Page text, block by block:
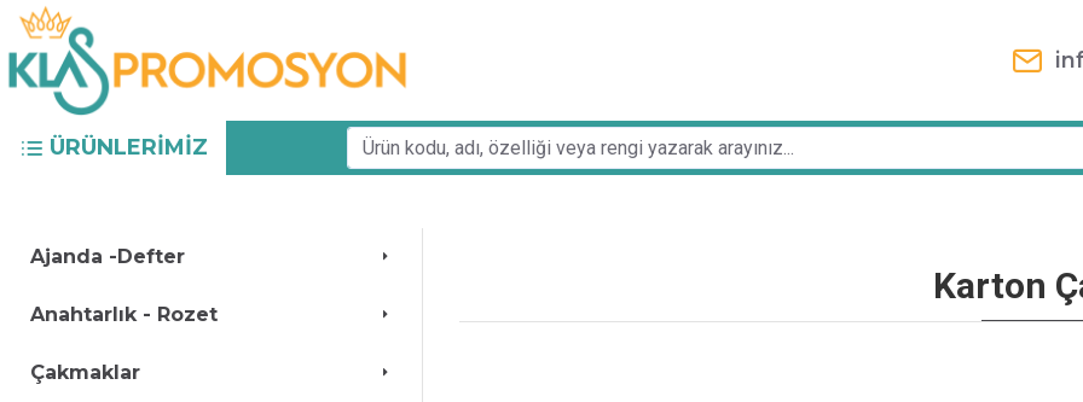
ÜRÜNLERIMIZ
Ajanda -Defter
Anahtarlık - Rozet
Çakmaklar
Karton